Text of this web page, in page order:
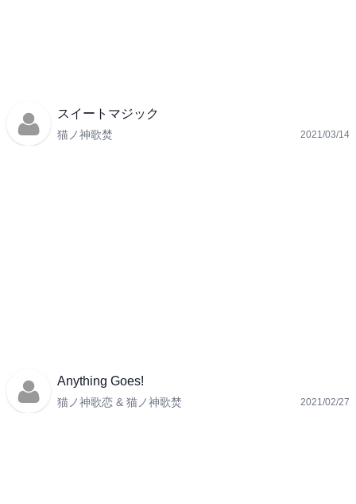
スイートマジック
猫ノ神歌焚 2021/03/14
Anything Goes!
猫ノ神歌恋 & 猫ノ神歌焚 2021/02/27